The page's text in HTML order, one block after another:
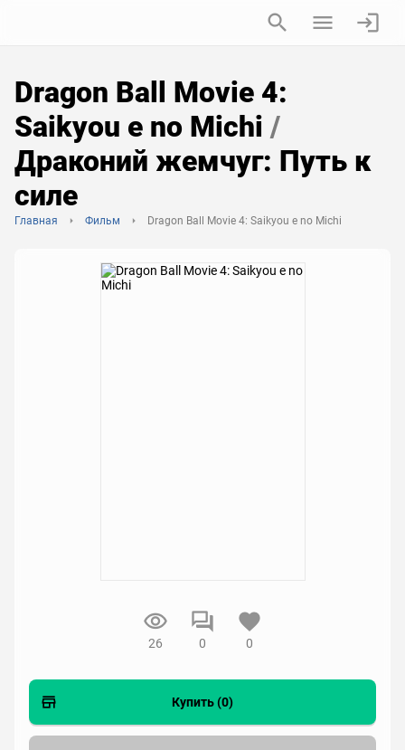
Dragon Ball Movie 4:
Saikyou e no Michi /
Драконий жемчуг: Путь к
силе
Главная Фильм Dragon Ball Movie 4: Saikyou e no Michi
26 0 0
Купить (0)